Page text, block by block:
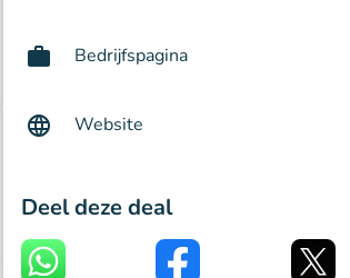
Bedrijfspagina
Website
Deel deze deal